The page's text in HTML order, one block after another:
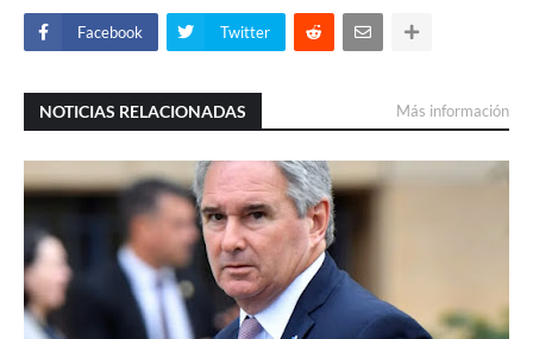
Facebook Twitter
NOTICIAS RELACIONADAS Más información